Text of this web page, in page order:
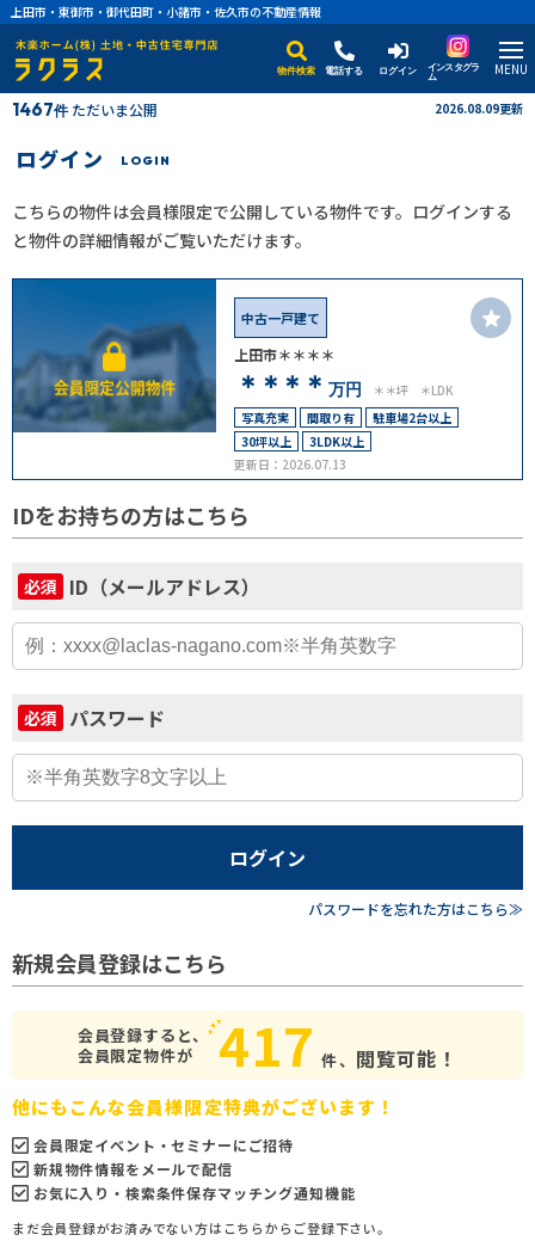
上田市・東御市・御代田町・小諸市・佐久市の不動産情報
物件検索 電話する ログイン
インスタグラ
ム
MENU
1467件ただいま公開 2026.08.09更新
ログイン LOGIN
こちらの物件は会員様限定で公開している物件です。ログインする
と物件の詳細情報がご覧いただけます。
中古一戸建て
上田市＊＊＊＊
＊＊＊＊ 万円 ＊＊坪
＊LDK
写真充実
間取り有
駐車場2台以上
30坪以上
3LDK以上
更新日：2026.07.13
IDをお持ちの方はこちら
必須 ID（メールアドレス）
必須 パスワード
ログイン
パスワードを忘れた方はこちら≫
新規会員登録はこちら
会員登録すると、
会員限定物件が
417 件、 閲覧可能！
他にもこんな会員様限定特典がございます！
会員限定イベント・セミナーにご招待
新規物件情報をメールで配信
お気に入り・検索条件保存マッチング通知機能
まだ会員登録がお済みでない方はこちらからご登録下さい。